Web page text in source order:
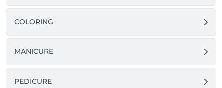
COLORING
MANICURE
PEDICURE